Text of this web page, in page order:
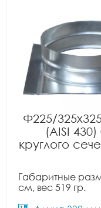
Ф225/
(AISI
круглого
Габаритные
см, вес 519 гр.